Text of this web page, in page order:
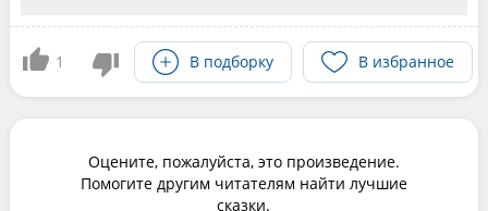
1 В подборку В избранное
Оцените, пожалуйста, это произведение.
Помогите другим читателям найти лучшие
сказки.